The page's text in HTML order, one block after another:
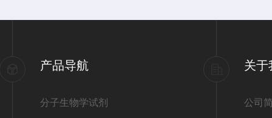
产品导航
分子生物学试剂
关于
公司